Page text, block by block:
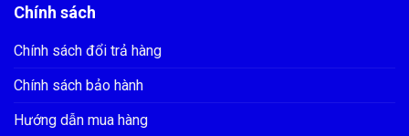
Chính sách
Chính sách đổi trả hàng
Chính sách bảo hành
Hướng dẫn mua hàng